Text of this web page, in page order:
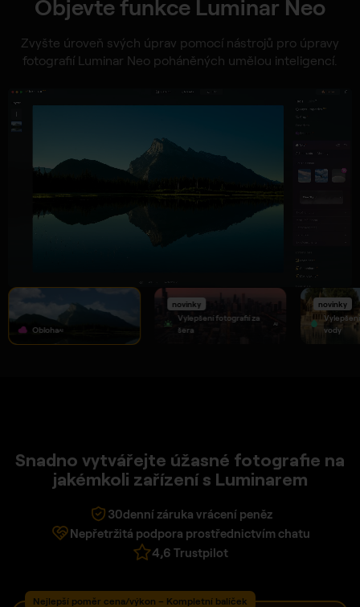
Objevte funkce Luminar Neo
Zvyšte úroveň svých úprav pomocí nástrojů pro úpravy
fotografií Luminar Neo poháněných umělou inteligencí.
OblohaAI
novinky
Vylepšení fotografií za
šera
AI
novinky
vody
Snadno vytvářejte úžasné fotografie na
jakémkoli zařízení s Luminarem
30denní záruka vrácení peněz
Nepřetržitá podpora prostřednictvím chatu
4,6 Trustpilot
Nejlepší poměr cena/výkon – Kompletní balíček